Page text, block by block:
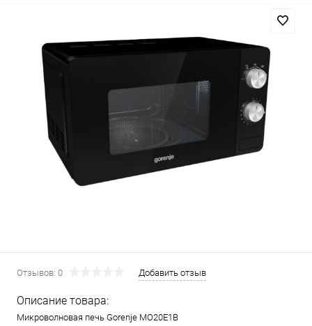
Отзывов: 0 Добавить отзыв
Описание товара:
Микроволновая печь Gorenje MO20E1B